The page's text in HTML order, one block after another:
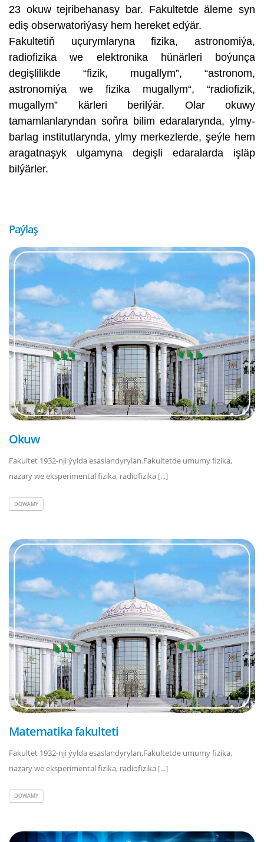
23 okuw tejribehanasy bar. Fakultetde äleme syn
ediş obserwatoriýasy hem hereket edýär.
Fakultetiň uçurymlaryna fizika, astronomiýa,
radiofizika we elektronika hünärleri boýunça
degişlilikde “fizik, mugallym”, “astronom,
astronomiýa we fizika mugallym“, “radiofizik,
mugallym” kärleri berilýär. Olar okuwy
tamamlanlaryndan soňra bilim edaralarynda, ylmy-
barlag institutlarynda, ylmy merkezlerde, şeýle hem
aragatnaşyk ulgamyna degişli edaralarda işläp
bilýärler.
Paýlaş
Okuw
Fakultet 1932-nji ýylda esaslandyrylan.Fakultetde umumy fizika,
nazary we eksperimental fizika, radiofizika [...]
DOWAMY
Matematika fakulteti
Fakultet 1932-nji ýylda esaslandyrylan.Fakultetde umumy fizika,
nazary we eksperimental fizika, radiofizika [...]
DOWAMY